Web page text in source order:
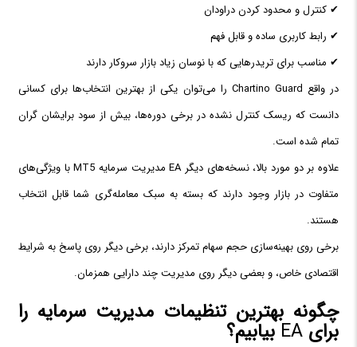
✔ کنترل و محدود کردن دراودان
✔ رابط کاربری ساده و قابل فهم
✔ مناسب برای تریدرهایی که با نوسان زیاد بازار سروکار دارند
در واقع Chartino Guard را می‌توان یکی از بهترین انتخاب‌ها برای کسانی
دانست که ریسک کنترل نشده در برخی دوره‌ها، بیش از سود برایشان گران
تمام شده است.
علاوه بر دو مورد بالا، نسخه‌های دیگر EA مدیریت سرمایه MT5 با ویژگی‌های
متفاوت در بازار وجود دارند که بسته به سبک معامله‌گری شما قابل انتخاب
هستند.
برخی روی بهینه‌سازی حجم سهام تمرکز دارند، برخی دیگر روی پاسخ به شرایط
اقتصادی خاص، و بعضی دیگر روی مدیریت چند دارایی همزمان.
چگونه بهترین تنظیمات مدیریت سرمایه را
برای بیابیم؟